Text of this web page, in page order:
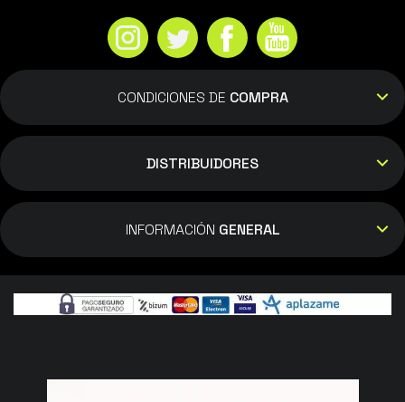
CONDICIONES DE COMPRA
DISTRIBUIDORES
INFORMACIÓN GENERAL